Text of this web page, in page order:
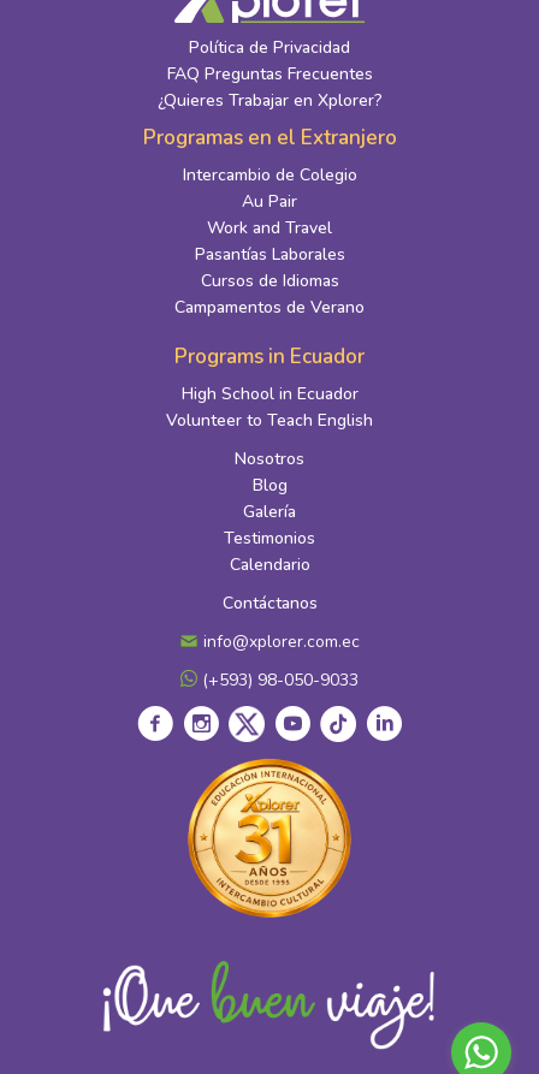
Política de Privacidad
FAQ Preguntas Frecuentes
¿Quieres Trabajar en Xplorer?
Programas en el Extranjero
Intercambio de Colegio
Au Pair
Work and Travel
Pasantías Laborales
Cursos de Idiomas
Campamentos de Verano
Programs in Ecuador
High School in Ecuador
Volunteer to Teach English
Nosotros
Blog
Galería
Testimonios
Calendario
Contáctanos
info@xplorer.com.ec
(+593) 98-050-9033